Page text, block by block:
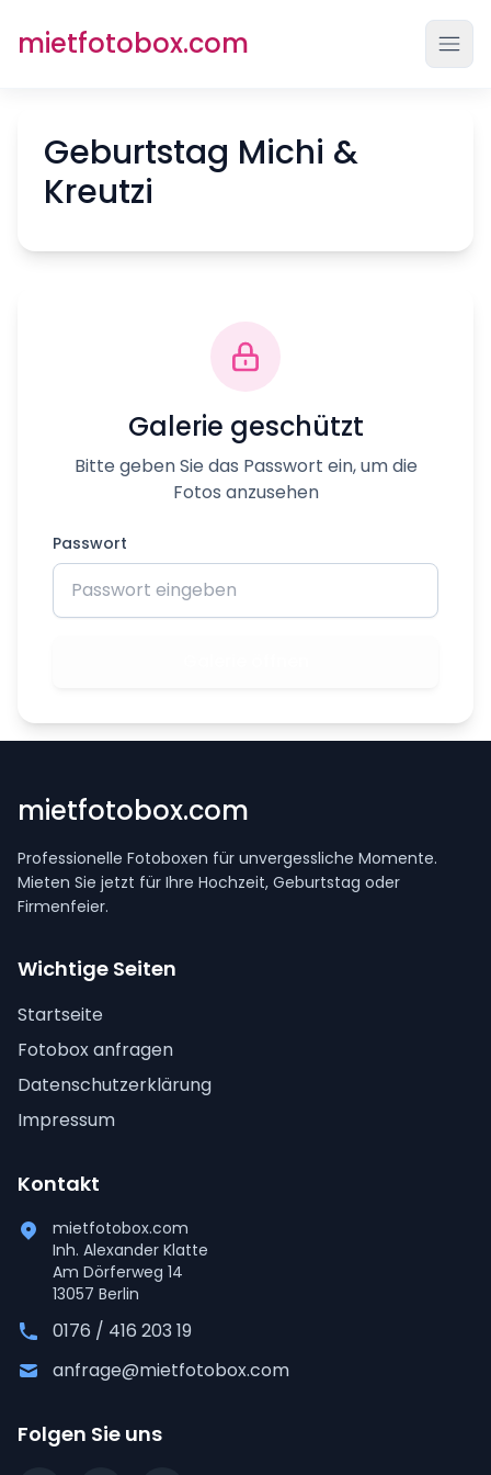
mietfotobox.com
Geburtstag Michi &
Kreutzi
Galerie geschützt
Bitte geben Sie das Passwort ein, um die
Fotos anzusehen
Passwort
mietfotobox.com
Professionelle Fotoboxen für unvergessliche Momente.
Mieten Sie jetzt für Ihre Hochzeit, Geburtstag oder
Firmenfeier.
Wichtige Seiten
Startseite
Fotobox anfragen
Datenschutzerklärung
Impressum
Kontakt
mietfotobox.com
Inh. Alexander Klatte
Am Dörferweg 14
13057 Berlin
0176 / 416 203 19
anfrage@mietfotobox.com
Folgen Sie uns